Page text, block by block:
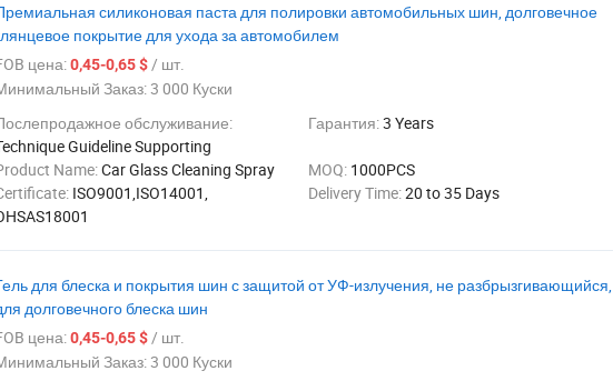
силиконовая паста для полировки автомобильных шин, долговечное
покрытие для ухода за автомобилем
цена:0,45-0,65 $/ шт.
Заказ:3 000 Куски
обслуживание:
Guideline Supporting
Гарантия:3 Years
Name:Car Glass Cleaning Spray MOQ: 1000PCS
ISO9001,ISO14001,
Delivery Time:20 to 35 Days
для блеска и покрытия шин с защитой от УФ-излучения, не разбрызгивающийся,
долговечного блеска шин
цена:0,45-0,65 $/ шт.
Заказ:3 000 Куски